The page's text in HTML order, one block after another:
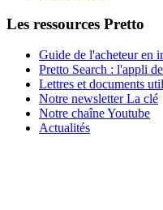
Les ressources Pretto
Guide de l'acheteur en
Pretto Search : l'appli
Lettres et documents
Notre newsletter La clé
Notre chaîne Youtube
Actualités